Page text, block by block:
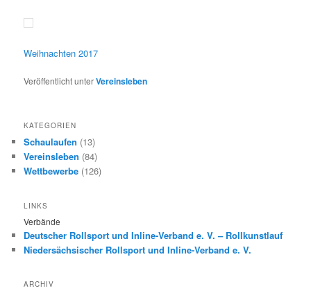
Weihnachten 2017
Veröffentlicht unterVereinsleben
KATEGORIEN
Schaulaufen (13)
Vereinsleben (84)
Wettbewerbe (126)
LINKS
Verbände
Deutscher Rollsport und Inline-Verband e. V. – Rollkunstlauf
Niedersächsischer Rollsport und Inline-Verband e. V.
ARCHIV